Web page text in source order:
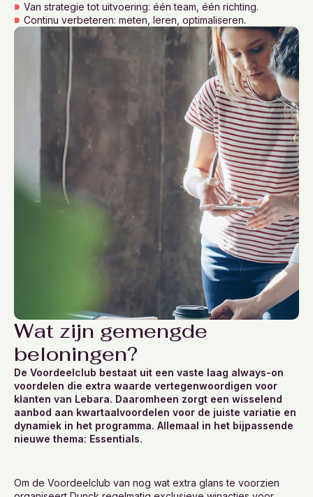
Van strategie tot uitvoering: één team, één richting.
Continu verbeteren: meten, leren, optimaliseren.
Wat zijn gemengde
beloningen?
De Voordeelclub bestaat uit een vaste laag always-on
voordelen die extra waarde vertegenwoordigen voor
klanten van Lebara. Daaromheen zorgt een wisselend
aanbod aan kwartaalvoordelen voor de juiste variatie en
dynamiek in het programma. Allemaal in het bijpassende
nieuwe thema: Essentials.
Om de Voordeelclub van nog wat extra glans te voorzien